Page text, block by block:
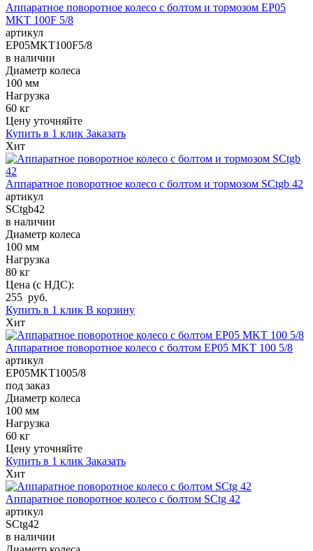
Аппаратное поворотное колесо с болтом и тормозом EP05
MKT 100F 5/8
артикул
EP05MKT100F5/8
в наличии
Диаметр колеса
100 мм
Нагрузка
60 кг
Цену уточняйте
Купить в 1 клик Заказать
Хит
Аппаратное поворотное колесо с болтом и тормозом SCtgb 42
артикул
SCtgb42
в наличии
Диаметр колеса
100 мм
Нагрузка
80 кг
Цена (с НДС):
255 руб.
Купить в 1 клик В корзину
Хит
Аппаратное поворотное колесо с болтом EP05 MKT 100 5/8
артикул
EP05MKT1005/8
под заказ
Диаметр колеса
100 мм
Нагрузка
60 кг
Цену уточняйте
Купить в 1 клик Заказать
Хит
Аппаратное поворотное колесо с болтом SCtg 42
артикул
SCtg42
в наличии